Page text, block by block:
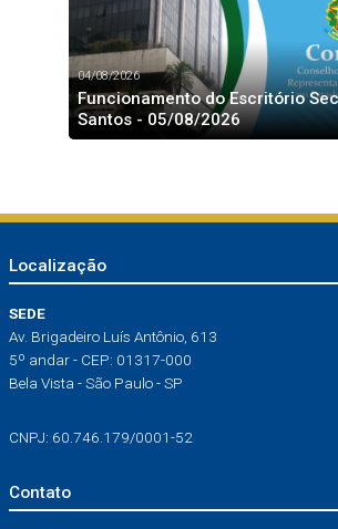
04/08/2026
Funcionamento do Escritório
Santos - 05/08/2026
Localização
SEDE
Av. Brigadeiro Luís Antônio, 613
5º andar - CEP: 01317-000
Bela Vista - São Paulo - SP
CNPJ: 60.746.179/0001-52
Contato